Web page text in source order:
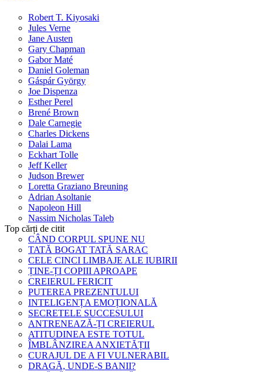
Robert T. Kiyosaki
Jules Verne
Jane Austen
Gary Chapman
Gabor Maté
Daniel Goleman
Gáspár György
Joe Dispenza
Esther Perel
Brené Brown
Dale Carnegie
Charles Dickens
Dalai Lama
Eckhart Tolle
Jeff Keller
Judson Brewer
Loretta Graziano Breuning
Adrian Asoltanie
Napoleon Hill
Nassim Nicholas Taleb
Top cărți de citit
CÂND CORPUL SPUNE NU
TATĂ BOGAT TATĂ SARAC
CELE CINCI LIMBAJE ALE IUBIRII
ȚINE-ȚI COPIII APROAPE
CREIERUL FERICIT
PUTEREA PREZENTULUI
INTELIGENȚA EMOȚIONALĂ
SECRETELE SUCCESULUI
ANTRENEAZĂ-ȚI CREIERUL
ATITUDINEA ESTE TOTUL
ÎMBLÂNZIREA ANXIETĂȚII
CURAJUL DE A FI VULNERABIL
DRAGĂ, UNDE-S BANII?